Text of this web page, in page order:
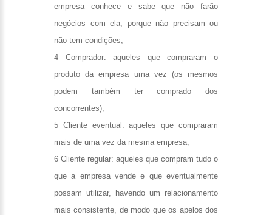
empresa conhece e sabe que não farão
negócios com ela, porque não precisam ou
não tem condições;
4 Comprador: aqueles que compraram o
produto da empresa uma vez (os mesmos
podem também ter comprado dos
concorrentes);
5 Cliente eventual: aqueles que compraram
mais de uma vez da mesma empresa;
6 Cliente regular: aqueles que compram tudo o
que a empresa vende e que eventualmente
possam utilizar, havendo um relacionamento
mais consistente, de modo que os apelos dos